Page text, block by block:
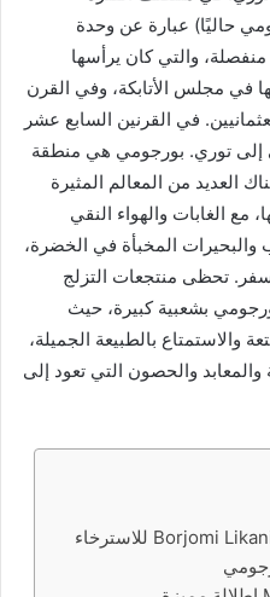
حاليًا) عبارة عن وحدة
والتي كان يرأسها
في مجلس الأتابكة، وفي القرن
في القرنين السابع عشر
إلى توري. بورجومي هي منطقة
العديد من المعالم المثيرة
مع الغابات والهواء النقي
والبحيرات المخبأة في الخضرة،
تحظى منتجعات التزلج
بشعبية كبيرة، حيث
والاستمتاع بالطبيعة الجميلة،
والحصون التي تعود إلى